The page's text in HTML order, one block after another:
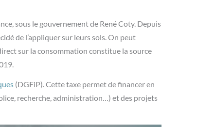
sous le gouvernement de René Coty. Depuis
de l’appliquer sur leurs sols. On peut
sur la consommation constitue la source
(DGFiP). Cette taxe permet de financer en
recherche, administration…) et des projets